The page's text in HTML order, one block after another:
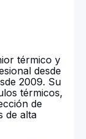
térmico y
desde
2009. Su
térmicos,
de
de alta